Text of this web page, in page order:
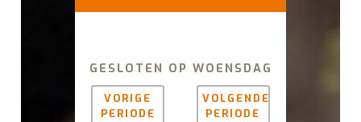
GESLOTEN OP WOENSDAG
VORIGE
PERIODE
VOLGENDE
PERIODE